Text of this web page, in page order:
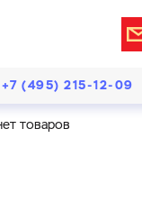
+7 (495) 215-12-09
товаров